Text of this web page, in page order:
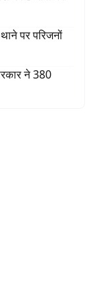
पर परिजनों
ने 380